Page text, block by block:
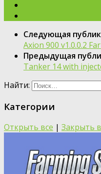
Следующая
Axion 900 v1.0.0.2
Предыдущая
Tanker 14 with
Найти:
Категории
Открыть все | Закрыть